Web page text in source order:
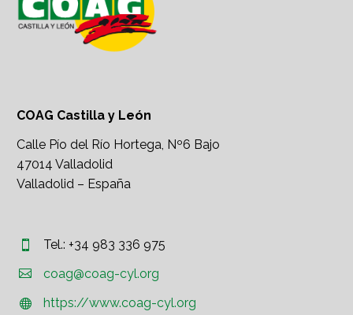
COAG Castilla y León
Calle Pío del Río Hortega, Nº6 Bajo
47014 Valladolid
Valladolid – España

 Tel.: +34 983 336 975

 coag@coag-cyl.org

 https://www.coag-cyl.org